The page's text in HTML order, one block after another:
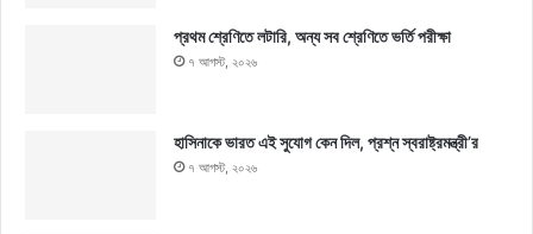
প্রথম শ্রেণিতে লটারি, অন্য সব শ্রেণিতে ভর্তি পরীক্ষা
৭ আগস্ট, ২০২৬
হাসিনাকে ভারত এই সুযোগ কেন দিল, প্রশ্ন স্বরাষ্ট্রমন্ত্রী’র
৭ আগস্ট, ২০২৬